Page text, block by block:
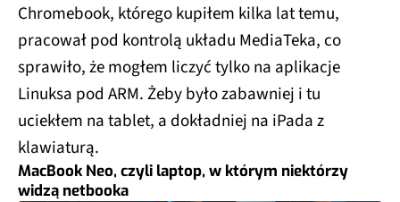
Chromebook, którego kupiłem kilka lat temu,
pracował pod kontrolą układu MediaTeka, co
sprawiło, że mogłem liczyć tylko na aplikacje
Linuksa pod ARM. Żeby było zabawniej i tu
uciekłem na tablet, a dokładniej na iPada z
klawiaturą.
MacBook Neo, czyli laptop, w którym niektórzy
widzą netbooka